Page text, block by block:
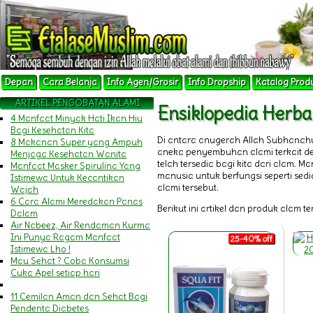
Depan Cara Belanja Info Agen/Grosir Info Dropship
Katalog
ARTIKEL PENGOBATAN ALAMI
4 Manfaat Minyak Hati Ikan Hiu
Bagi Kesehatan Kita
8 Makanan Super yang Ampuh
Menjaga Kesehatan Wanita
Manfaat Masker Spirulina Yang
Istimewa Untuk Kecantikan
Wajah
6 Cara Alami Meredakan Panas
Dalam
Air Nabeez, Air Rendaman Kurma
Ini Punya Ragam Manfaat
Istimewa Lho !
Mau Sehat ? Coba Konsumsi
Cuka Apel setiap hari
11 Cemilan Aman dan Sehat Bagi
Penderita Diabetes
Ensiklopedia
Di antara anugerah Allah
aneka penyembuhan alami terkait
telah tersedia bagi kita dari alam.
manusia untuk berfungsi seperti
alami tersebut.
Berikut ini artikel dan produk alam
25-40% off